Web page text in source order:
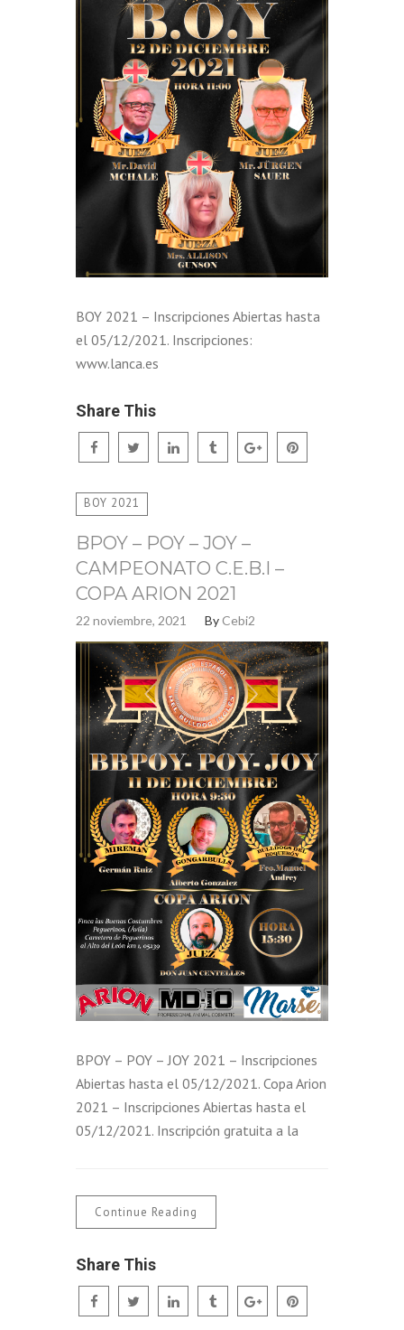
BOY 2021 – Inscripciones Abiertas hasta
el 05/12/2021. Inscripciones:
www.lanca.es
Share This
BOY 2021
BPOY – POY – JOY –
CAMPEONATO C.E.B.I –
COPA ARION 2021
22 noviembre, 2021 ByCebi2
BPOY – POY – JOY 2021 – Inscripciones
Abiertas hasta el 05/12/2021. Copa Arion
2021 – Inscripciones Abiertas hasta el
05/12/2021. Inscripción gratuita a la
Continue Reading
Share This